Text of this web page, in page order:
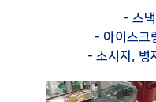
- 스
- 아이스크
- 소시지, 병